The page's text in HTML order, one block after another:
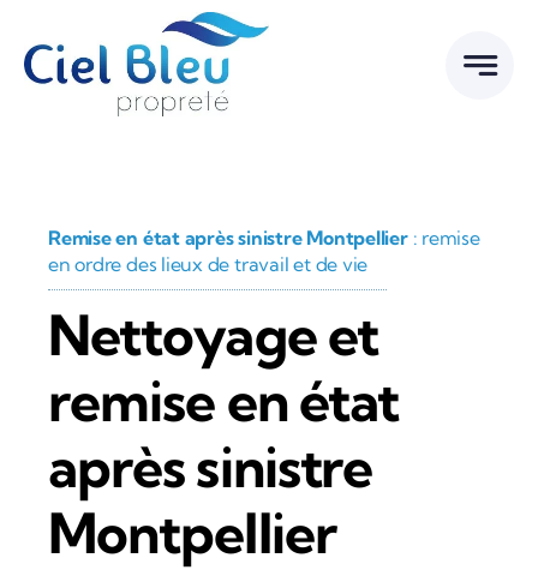
contenu
Remise en état après sinistre Montpellier: remise
en ordre des lieux de travail et de vie
Nettoyage et
remise en état
après sinistre
Montpellier